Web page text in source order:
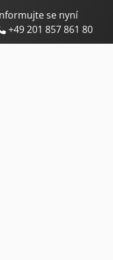
se nyní
+49 201 857 861 80